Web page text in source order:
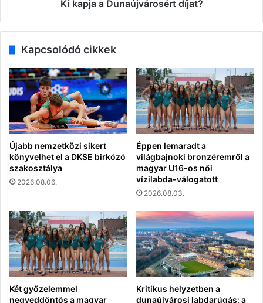
Ki kapja a Dunaújvárosért díjat?
Kapcsolódó cikkek
Újabb nemzetközi sikert
könyvelhet el a DKSE birkózó
szakosztálya
2026.08.06.
Éppen lemaradt a
világbajnoki bronzéremről a
magyar U16-os női
vízilabda-válogatott
2026.08.03.
Két győzelemmel
negyeddöntős a magyar
Kritikus helyzetben a
dunaújvárosi labdarúgás: a